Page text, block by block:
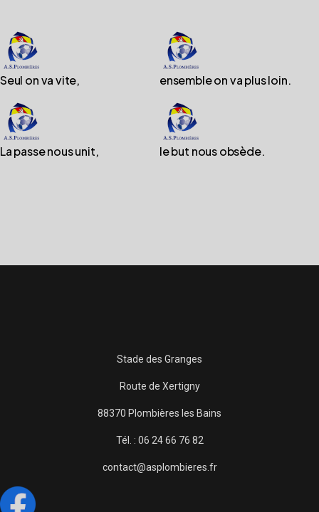
Seul on va vite, ensemble on va plus loin.
La passe nous unit, le but nous obsède.
Stade des Granges
Route de Xertigny
88370 Plombières les Bains
Tél. : 06 24 66 76 82
contact@asplombieres.fr